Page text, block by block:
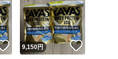
いいね！
9,150円